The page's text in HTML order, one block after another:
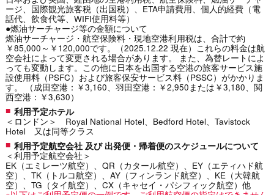
ージ、国際観光旅客税（出国税）、ETA申請費用、個人的経費（電
話代、飲食代等、WIFI使用料等）
●燃油サーチャージ等の金額について
燃油サーチャージ・航空保険料・現地空港利用税は、合計で約
￥85,000～￥120,000です。（2025.12.22 現在）これらの料金は航
空会社によって変更される場合があります。 また、為替レートによ
っても変動します。この他に日本を出国する空港の旅客サービス施
設使用料（PSFC）および旅客保安サービス料（PSSC）がかかりま
す。 （成田空港：￥3,160、羽田空港：￥2,950または￥3,180、関
西空港：￥3,630）
利用予定ホテル
＜ロンドン＞ Royal National Hotel、Bedford Hotel、Tavistock
Hotel 又は同等クラス
利用予定航空会社 及び 出発便・帰着便のスケジュールについて
＜利用予定航空会社＞
EK（エミレーツ航空）、QR（カタール航空）、EY（エティハド航
空）、TK（トルコ航空）、AY（フィンランド航空）、KE（大韓航
空）、TG（タイ航空）、CX（キャセイ・パシフィック航空）他